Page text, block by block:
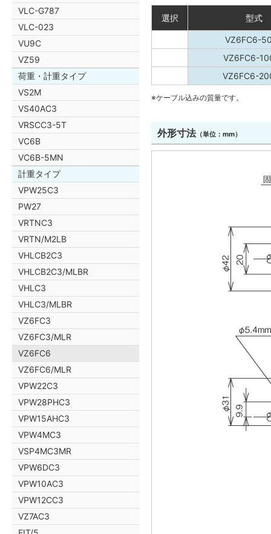
選択 型式
VZ6FC6-
VZ6FC6-
VZ6FC6-
※ケーブル込みの質量です。
外形寸法（単位：mm）
VLC-G787
VLC-023
VU9C
VZ59
荷重・計重タイプ
VS2M
VS40AC3
VRSCC3-5T
VC6B
VC6B-5MN
計重タイプ
VPW25C3
PW27
VRTNC3
VRTN/M2LB
VHLCB2C3
VHLCB2C3/MLBR
VHLC3
VHLC3/MLBR
VZ6FC3
VZ6FC3/MLR
VZ6FC6
VZ6FC6/MLR
VPW22C3
VPW28PHC3
VPW15AHC3
VPW4MC3
VSP4MC3MR
VPW6DC3
VPW10AC3
VPW12CC3
VZ7AC3